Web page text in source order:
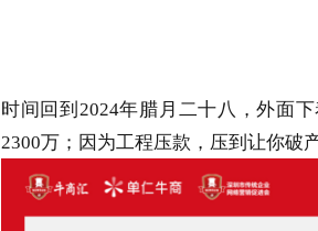
时间回到2024年腊月二十八，外面
2300万；因为工程压款，压到让你破